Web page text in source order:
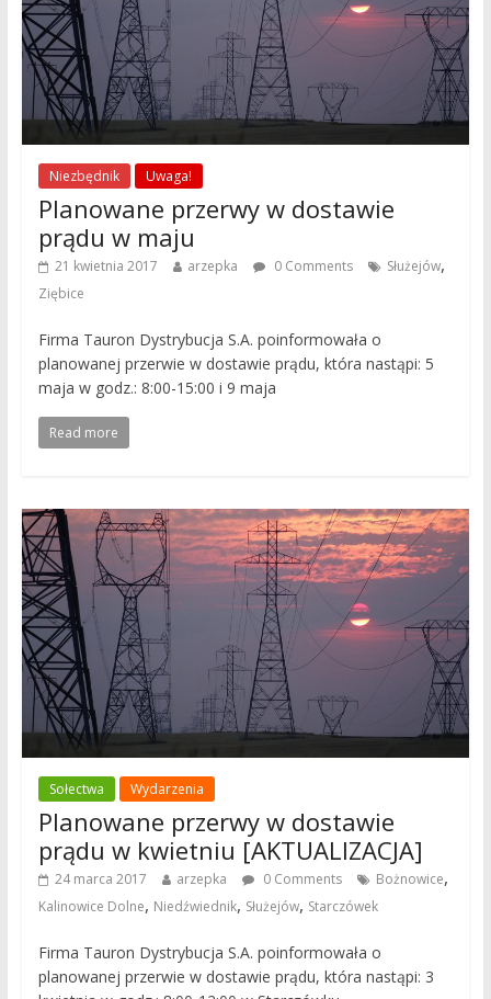
Niezbędnik Uwaga!
Planowane przerwy w dostawie
prądu w maju
21 kwietnia 2017 arzepka 0 Comments Służejów,
Ziębice
Firma Tauron Dystrybucja S.A. poinformowała o
planowanej przerwie w dostawie prądu, która nastąpi: 5
maja w godz.: 8:00-15:00 i 9 maja
Read more
Sołectwa Wydarzenia
Planowane przerwy w dostawie
prądu w kwietniu [AKTUALIZACJA]
24 marca 2017 arzepka 0 Comments Bożnowice,
Kalinowice Dolne, Niedźwiednik, Służejów, Starczówek
Firma Tauron Dystrybucja S.A. poinformowała o
planowanej przerwie w dostawie prądu, która nastąpi: 3